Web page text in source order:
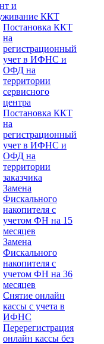
и
ККТ
Постановка ККТ
на
регистрационный
учет в ИФНС и
ОФД на
территории
сервисного
центра
Постановка ККТ
на
регистрационный
учет в ИФНС и
ОФД на
территории
заказчика
Замена
Фискального
накопителя с
учетом ФН на 15
месяцев
Замена
Фискального
накопителя с
учетом ФН на 36
месяцев
Снятие онлайн
кассы с учета в
ИФНС
Перерегистрация
онлайн кассы без